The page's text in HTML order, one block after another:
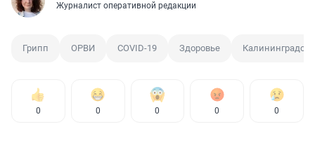
Журналист оперативной редакции
Грипп ОРВИ COVID-19 Здоровье
0 0 0 0 0